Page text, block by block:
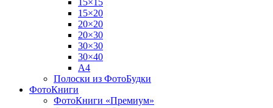
15×20
20×20
20×30
30×30
30×40
A4
Полоски из ФотоБудки
ФотоКниги
ФотоКниги «Премиум»